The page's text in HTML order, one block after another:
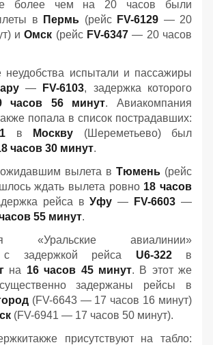
более чем на 20 часов были
в
Пермь (рейс FV-6129 — 20
иОмск (рейс FV-6347 — 20 часов
неудобства испытали и пассажиры
— FV-6103, задержка которого
часов 56 минут. Авиакомпания
попала в список пострадавших:
в Москву (Шереметьево) был
часов 30 минут.
вылета в Тюмень (рейс
ждать вылета ровно 18 часов
рейса вУфу — FV-6603 —
55 минут.
«Уральские авиалинии»
с задержкой рейса U6-322в
на 16 часов 45 минут. В этот же
задержаны рейсы в
(FV-6643 — 17 часов 16 минут)
(FV-6941 — 17 часов 50 минут).
присутствуют на табло: